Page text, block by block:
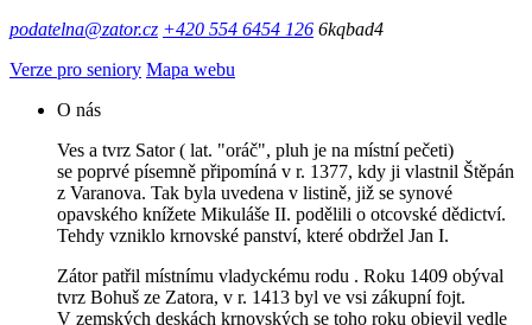
podatelna@zator.cz +420 554 6454 126 6kqbad4
Verze pro seniory Mapa webu
O nás
Ves a tvrz Sator ( lat. "oráč", pluh je na místní pečeti)
se poprvé písemně připomíná v r. 1377, kdy ji vlastnil Štěpán
z Varanova. Tak byla uvedena v listině, již se synové
opavského knížete Mikuláše II. podělili o otcovské dědictví.
Tehdy vzniklo krnovské panství, které obdržel Jan I.
Zátor patřil místnímu vladyckému rodu . Roku 1409 obýval
tvrz Bohuš ze Zatora, v r. 1413 byl ve vsi zákupní fojt.
V zemských deskách krnovských se toho roku objevil vedle